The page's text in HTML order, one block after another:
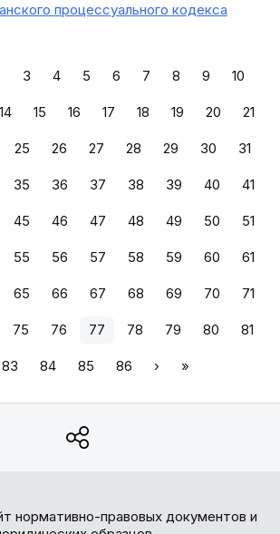
процессуального кодекса
3 4 5 6 7 8 9 10
14 15 16 17 18 19 20 21
25 26 27 28 29 30 31
35 36 37 38 39 40 41
45 46 47 48 49 50 51
55 56 57 58 59 60 61
65 66 67 68 69 70 71
75 76 77 78 79 80 81
83 84 85 86 › »
нормативно-правовых документов и